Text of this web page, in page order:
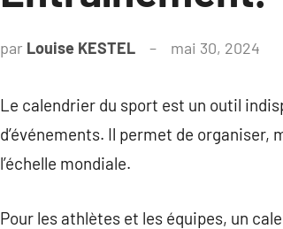
par Louise KESTEL mai 30, 2024
Le calendrier du sport est un outil
d’événements. Il permet de
l’échelle mondiale.
Pour les athlètes et les équipes, un